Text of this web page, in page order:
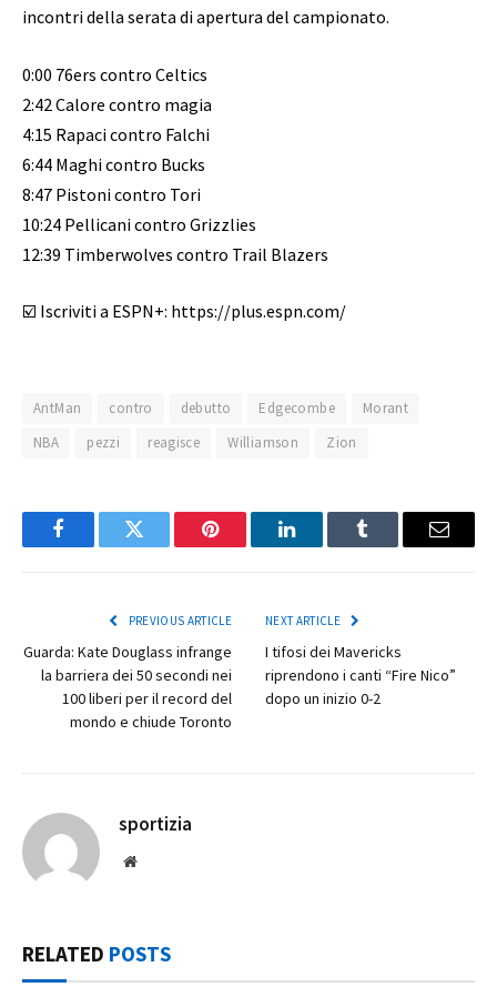
incontri della serata di apertura del campionato.
0:00 76ers contro Celtics
2:42 Calore contro magia
4:15 Rapaci contro Falchi
6:44 Maghi contro Bucks
8:47 Pistoni contro Tori
10:24 Pellicani contro Grizzlies
12:39 Timberwolves contro Trail Blazers
☑️ Iscriviti a ESPN+: https://plus.espn.com/
AntMan contro debutto Edgecombe
Morant
NBA
pezzi reagisce Williamson Zion
FacebookTwitter Pinterest LinkedInTumblr Email
PREVIOUS ARTICLE
Guarda: Kate Douglass infrange
la barriera dei 50 secondi nei
100 liberi per il record del
mondo e chiude Toronto
NEXT ARTICLE
I tifosi dei Mavericks
riprendono i canti “Fire Nico”
dopo un inizio 0-2
sportizia
Website
RELATED POSTS